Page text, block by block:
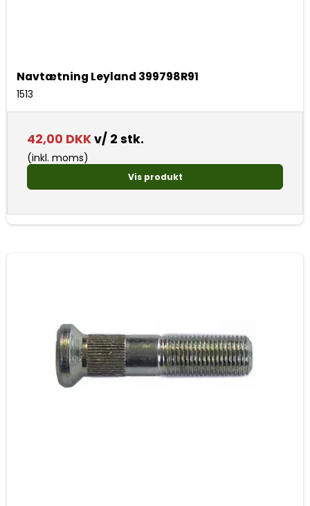
Navtætning Leyland 399798R91
1513
42,00 DKKv/ 2 stk.
(inkl. moms)
Vis produkt